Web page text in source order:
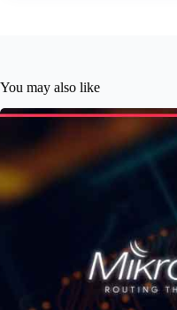
You may also like